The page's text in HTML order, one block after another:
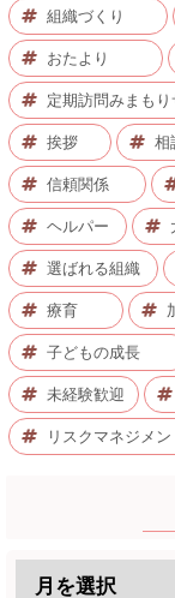
組織づくり
おたより
定期訪問みまもり
挨拶 相
信頼関係
ヘルパー
選ばれる組織
療育
子どもの成長
未経験歓迎
リスクマネジメン